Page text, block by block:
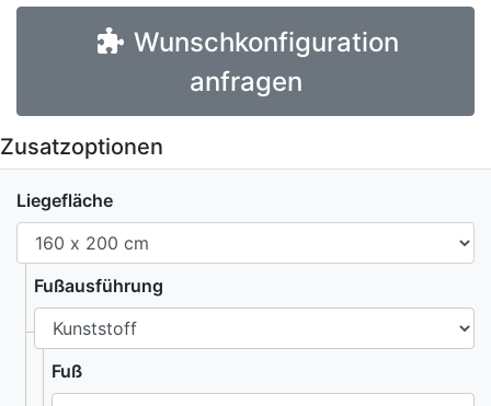
Wunschkonfiguration
anfragen
Zusatzoptionen
Liegefläche
Fußausführung
Fuß